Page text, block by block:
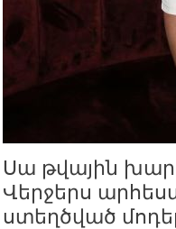
Սա թվային
Վերջերս
ստեղծված մոդել